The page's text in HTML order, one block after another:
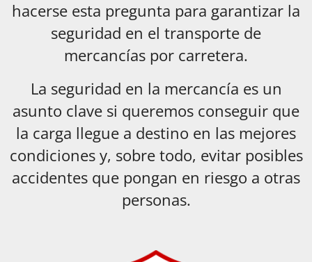
hacerse esta pregunta para garantizar la
seguridad en el transporte de
mercancías por carretera.
La seguridad en la mercancía es un
asunto clave si queremos conseguir que
la carga llegue a destino en las mejores
condiciones y, sobre todo, evitar posibles
accidentes que pongan en riesgo a otras
personas.